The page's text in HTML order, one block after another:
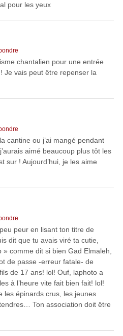
pour les yeux
chantalien pour une entrée
Je vais peut être repenser la
cantine ou j’ai mangé pendant
aimé beaucoup plus tôt les
sur ! Aujourd’hui, je les aime
peur en lisant ton titre de
dit que tu avais viré ta cutie,
» comme dit si bien Gad Elmaleh,
de passe -erreur fatale- de
de 17 ans! lol! Ouf, laphoto a
à l’heure vite fait bien fait! lol!
les épinards crus, les jeunes
Ton association doit être